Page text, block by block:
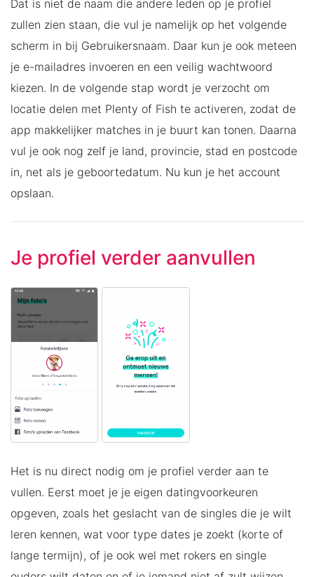
Dat is niet de naam die andere leden op je profiel
zullen zien staan, die vul je namelijk op het volgende
scherm in bij Gebruikersnaam. Daar kun je ook meteen
je e-mailadres invoeren en een veilig wachtwoord
kiezen. In de volgende stap wordt je verzocht om
locatie delen met Plenty of Fish te activeren, zodat de
app makkelijker matches in je buurt kan tonen. Daarna
vul je ook nog zelf je land, provincie, stad en postcode
in, net als je geboortedatum. Nu kun je het account
opslaan.
Je profiel verder aanvullen
Het is nu direct nodig om je profiel verder aan te
vullen. Eerst moet je je eigen datingvoorkeuren
opgeven, zoals het geslacht van de singles die je wilt
leren kennen, wat voor type dates je zoekt (korte of
lange termijn), of je ook wel met rokers en single